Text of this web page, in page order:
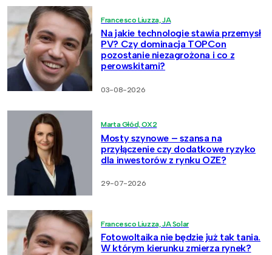
Francesco Liuzza, JA
Na jakie technologie stawia przemysł
PV? Czy dominacja TOPCon
pozostanie niezagrożona i co z
perowskitami?
03-08-2026
Marta Głód, OX2
Mosty szynowe – szansa na
przyłączenie czy dodatkowe ryzyko
dla inwestorów z rynku OZE?
29-07-2026
Francesco Liuzza, JA Solar
Fotowoltaika nie będzie już tak tania.
W którym kierunku zmierza rynek?